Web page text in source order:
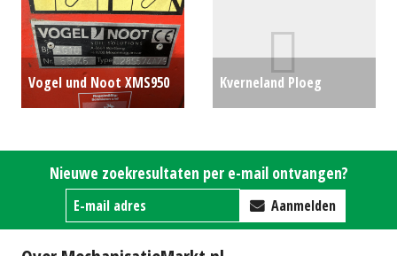
€14000
Vogel und Noot XMS950
€0
Kverneland Ploeg
WENTELPLOEG (RL)
#30069
€3750
Nieuwe zoekresultaten per e-mail ontvangen?
Aanmelden